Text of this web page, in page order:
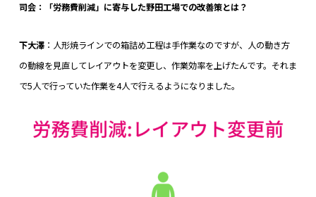
司会：「労務費削減」に寄与した野田工場での改善策とは？
下大澤：人形焼ラインでの箱詰め工程は手作業なのですが、人の動き方
の動線を見直してレイアウトを変更し、作業効率を上げたんです。それま
で5人で行っていた作業を4人で行えるようになりました。